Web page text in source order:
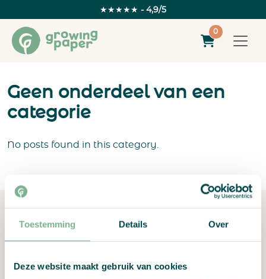
Toestemming Details Over
Deze website maakt gebruik van cookies
★★★★★ - 4,9/5
0
Geen onderdeel van een
categorie
No posts found in this category.
Neem contact op
5482 TL Schijndel